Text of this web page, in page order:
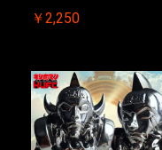
￥2,250